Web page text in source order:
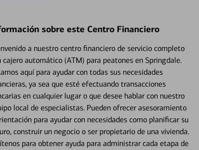
sobre este Centro Financiero
a nuestro centro financiero de servicio completo
cajero automático (ATM) para peatones en Springdale.
aquí para ayudar con todas sus necesidades
ya sea que esté efectuando transacciones
en cualquier lugar o que desee hablar con nuestro
local de especialistas. Pueden ofrecer asesoramiento
para ayudar con necesidades como planificar su
construir un negocio o ser propietario de una vivienda.
para obtener ayuda para administrar cada etapa de